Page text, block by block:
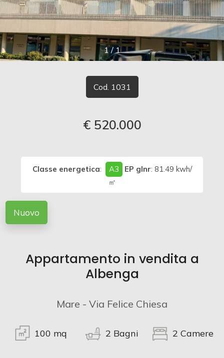
1 / 1
Cod. 1031
€ 520.000
Classe energetica: A3 EP glnr: 81.49 kwh/
㎡
Nuovo
Appartamento in vendita a
Albenga
Mare - Via Felice Chiesa
100 mq 2 Bagni 2 Camere
LAVORA
CON
NOI
Comune
multiscelta
Residenziali